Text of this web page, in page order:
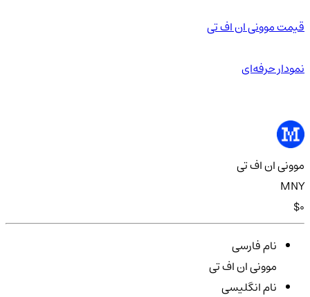
قیمت موونی ان اف تی
نمودار حرفه‌ای
موونی ان اف تی
MNY
$0
نام فارسی
موونی ان اف تی
نام انگلیسی